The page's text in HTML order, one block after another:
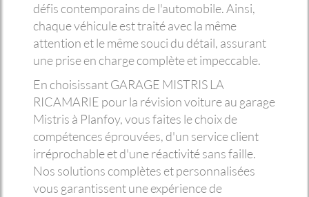
défis contemporains de l'automobile. Ainsi,
chaque véhicule est traité avec la même
attention et le même souci du détail, assurant
une prise en charge complète et impeccable.
En choisissant GARAGE MISTRIS LA
RICAMARIE pour la révision voiture au garage
Mistris à Planfoy, vous faites le choix de
compétences éprouvées, d'un service client
irréprochable et d'une réactivité sans faille.
Nos solutions complètes et personnalisées
vous garantissent une expérience de